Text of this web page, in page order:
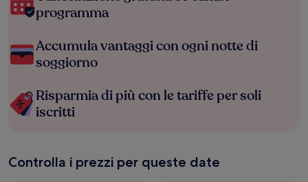
programma
Accumula vantaggi con ogni notte di
soggiorno
Risparmia di più con le tariffe per soli
iscritti
Controlla i prezzi per queste date